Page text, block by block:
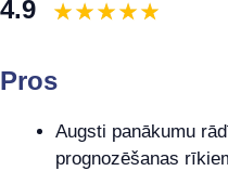
4.9
Pros
Augsti panākumu
prognozēšanas